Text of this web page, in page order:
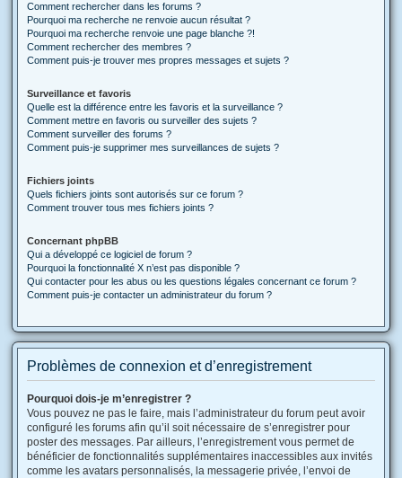
Comment rechercher dans les forums ?
Pourquoi ma recherche ne renvoie aucun résultat ?
Pourquoi ma recherche renvoie une page blanche ?!
Comment rechercher des membres ?
Comment puis-je trouver mes propres messages et sujets ?
Surveillance et favoris
Quelle est la différence entre les favoris et la surveillance ?
Comment mettre en favoris ou surveiller des sujets ?
Comment surveiller des forums ?
Comment puis-je supprimer mes surveillances de sujets ?
Fichiers joints
Quels fichiers joints sont autorisés sur ce forum ?
Comment trouver tous mes fichiers joints ?
Concernant phpBB
Qui a développé ce logiciel de forum ?
Pourquoi la fonctionnalité X n’est pas disponible ?
Qui contacter pour les abus ou les questions légales concernant ce forum ?
Comment puis-je contacter un administrateur du forum ?
Problèmes de connexion et d’enregistrement
Pourquoi dois-je m’enregistrer ?
Vous pouvez ne pas le faire, mais l’administrateur du forum peut avoir
configuré les forums afin qu’il soit nécessaire de s’enregistrer pour
poster des messages. Par ailleurs, l’enregistrement vous permet de
bénéficier de fonctionnalités supplémentaires inaccessibles aux invités
comme les avatars personnalisés, la messagerie privée, l’envoi de